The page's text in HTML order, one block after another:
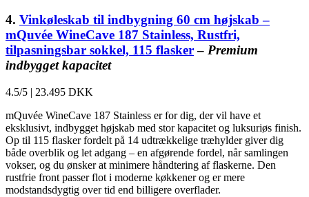
4. Vinkøleskab til indbygning 60 cm højskab –
mQuvée WineCave 187 Stainless, Rustfri,
tilpasningsbar sokkel, 115 flasker– Premium
indbygget kapacitet
4.5/5 | 23.495 DKK
mQuvée WineCave 187 Stainless er for dig, der vil have et
eksklusivt, indbygget højskab med stor kapacitet og luksuriøs finish.
Op til 115 flasker fordelt på 14 udtrækkelige træhylder giver dig
både overblik og let adgang – en afgørende fordel, når samlingen
vokser, og du ønsker at minimere håndtering af flaskerne. Den
rustfrie front passer flot i moderne køkkener og er mere
modstandsdygtig over tid end billigere overflader.